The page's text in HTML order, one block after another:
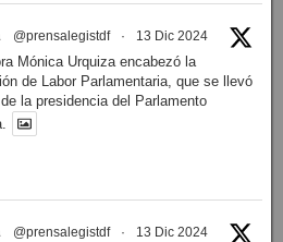
@prensalegistdf · 13 Dic 2024
Mónica Urquiza encabezó la
de Labor Parlamentaria, que se llevó
la presidencia del Parlamento
@prensalegistdf · 13 Dic 2024